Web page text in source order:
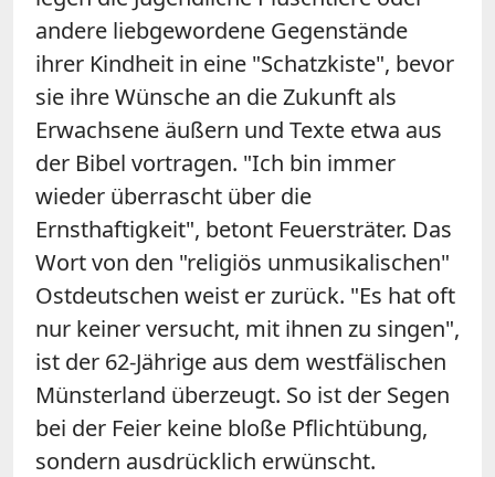
andere liebgewordene Gegenstände
ihrer Kindheit in eine "Schatzkiste", bevor
sie ihre Wünsche an die Zukunft als
Erwachsene äußern und Texte etwa aus
der Bibel vortragen. "Ich bin immer
wieder überrascht über die
Ernsthaftigkeit", betont Feuersträter. Das
Wort von den "religiös unmusikalischen"
Ostdeutschen weist er zurück. "Es hat oft
nur keiner versucht, mit ihnen zu singen",
ist der 62-Jährige aus dem westfälischen
Münsterland überzeugt. So ist der Segen
bei der Feier keine bloße Pflichtübung,
sondern ausdrücklich erwünscht.